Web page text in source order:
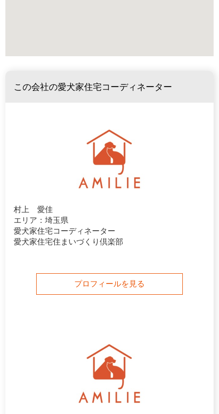
この会社の愛犬家住宅コーディネーター
村上 愛佳
エリア：埼玉県
愛犬家住宅コーディネーター
愛犬家住宅住まいづくり倶楽部
プロフィールを見る